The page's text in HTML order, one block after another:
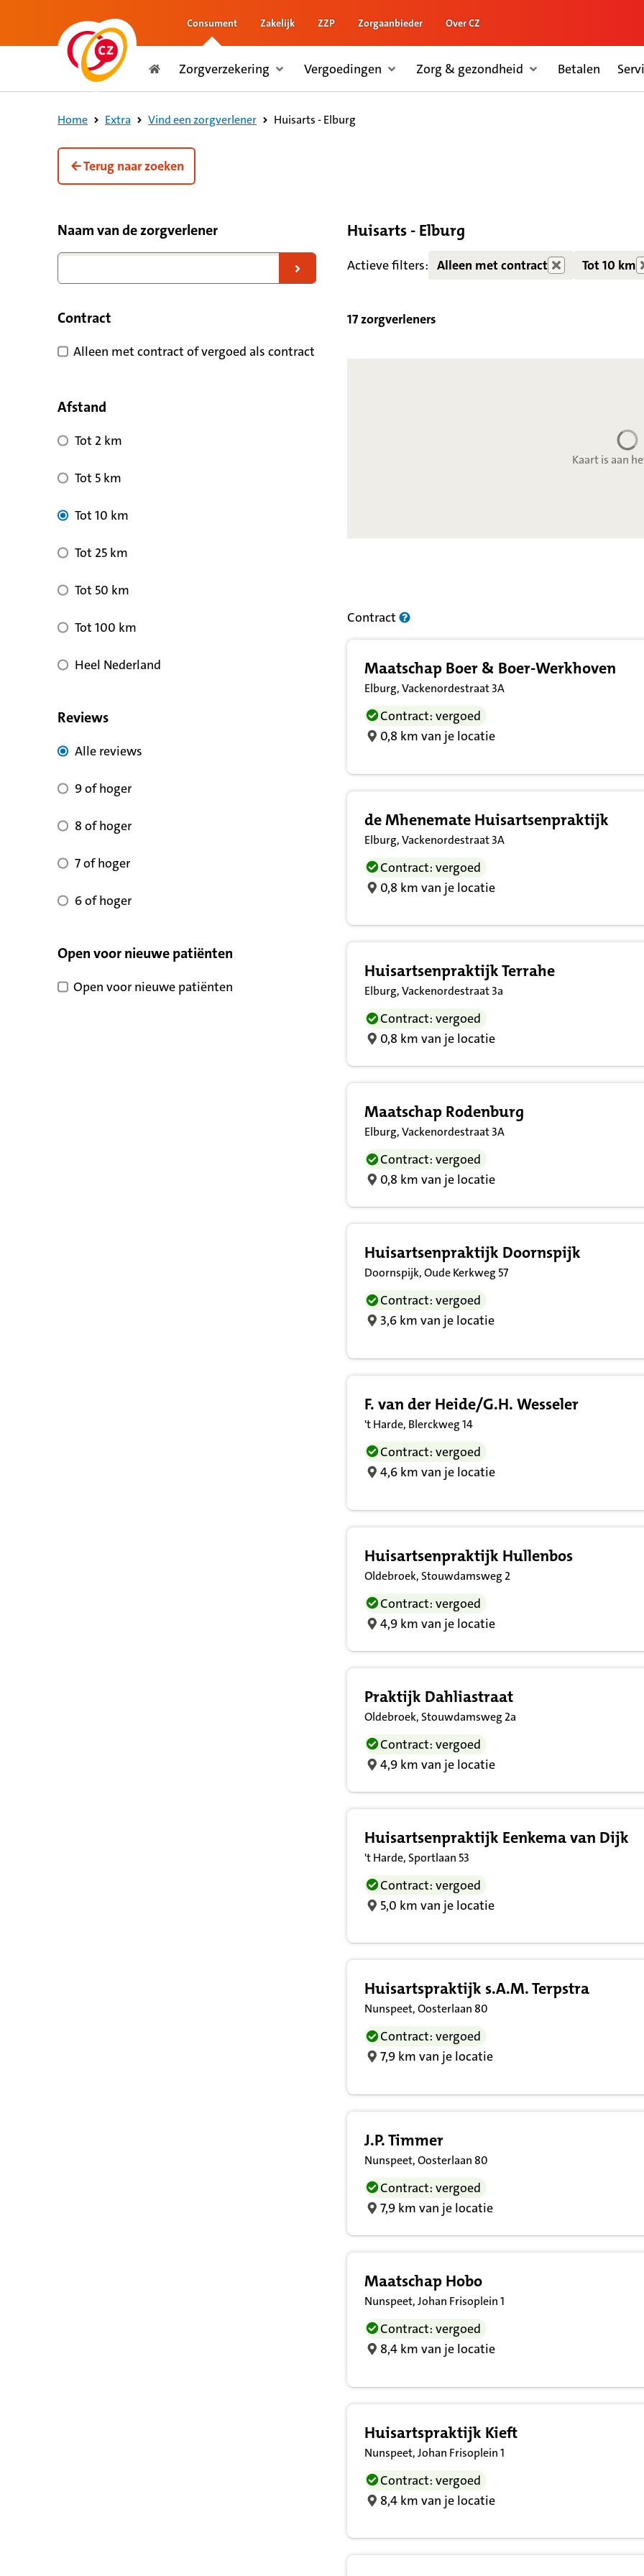
de inhoud
Consument Zakelijk ZZP Zorgaanbieder Over CZ
Consument
Zorgverzekering Vergoedingen Zorg & gezondheid Betalen
Home Extra Vind een zorgverlener Huisarts - Elburg
Terug naar zoeken
Huisarts - Elburg
Naar zoekresultaten
Filteropties voor zorgverleners
Naam van de zorgverlener
Contract
Alleen met contract of vergoed als contract
Afstand
Tot 2 km
Tot 5 km
Tot 10 km
Tot 25 km
Tot 50 km
Tot 100 km
Heel Nederland
Reviews
Alle reviews voor kwaliteit
Alle reviews
9 of hoger voor reviewscore
9 of hoger
8 of hoger voor reviewscore
8 of hoger
7 of hoger voor reviewscore
7 of hoger
6 of hoger voor reviewscore
6 of hoger
Open voor nieuwe patiënten
Open voor nieuwe patiënten
Actieve filters: Alleen met contract Tot 10 km
Kaart is aan
17 zorgverleners
Contract
Maatschap Boer & Boer-Werkhoven
Elburg, Vackenordestraat 3A
Contract: vergoed
0,8 km van je locatie
de Mhenemate Huisartsenpraktijk
Elburg, Vackenordestraat 3A
Contract: vergoed
0,8 km van je locatie
Huisartsenpraktijk Terrahe
Elburg, Vackenordestraat 3a
Contract: vergoed
0,8 km van je locatie
Maatschap Rodenburg
Elburg, Vackenordestraat 3A
Contract: vergoed
0,8 km van je locatie
Huisartsenpraktijk Doornspijk
Doornspijk, Oude Kerkweg 57
Contract: vergoed
3,6 km van je locatie
F. van der Heide/G.H. Wesseler
't Harde, Blerckweg 14
Contract: vergoed
4,6 km van je locatie
Huisartsenpraktijk Hullenbos
Oldebroek, Stouwdamsweg 2
Contract: vergoed
4,9 km van je locatie
Praktijk Dahliastraat
Oldebroek, Stouwdamsweg 2a
Contract: vergoed
4,9 km van je locatie
Huisartsenpraktijk Eenkema van Dijk
't Harde, Sportlaan 53
Contract: vergoed
5,0 km van je locatie
Huisartspraktijk s.A.M. Terpstra
Nunspeet, Oosterlaan 80
Contract: vergoed
7,9 km van je locatie
J.P. Timmer
Nunspeet, Oosterlaan 80
Contract: vergoed
7,9 km van je locatie
Maatschap Hobo
Nunspeet, Johan Frisoplein 1
Contract: vergoed
8,4 km van je locatie
Huisartspraktijk Kieft
Nunspeet, Johan Frisoplein 1
Contract: vergoed
8,4 km van je locatie